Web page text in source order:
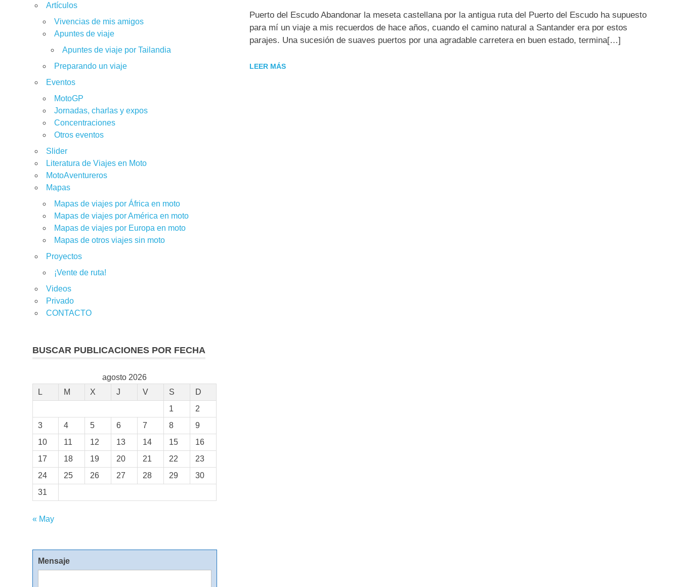
Puerto del Escudo Abandonar la meseta castellana por la antigua ruta del Puerto del Escudo ha supuesto
para mí un viaje a mis recuerdos de hace años, cuando el camino natural a Santander era por estos
parajes. Una sucesión de suaves puertos por una agradable carretera en buen estado, termina[…]
LEER MÁS
Artículos
Vivencias de mis amigos
Apuntes de viaje
Apuntes de viaje por Tailandia
Preparando un viaje
Eventos
MotoGP
Jornadas, charlas y expos
Concentraciones
Otros eventos
Slider
Literatura de Viajes en Moto
MotoAventureros
Mapas
Mapas de viajes por África en moto
Mapas de viajes por América en moto
Mapas de viajes por Europa en moto
Mapas de otros viajes sin moto
Proyectos
¡Vente de ruta!
Videos
Privado
CONTACTO
BUSCAR PUBLICACIONES POR FECHA
agosto 2026
L
M X J V S
D
1
2
3
4 5 6 7 8
9
10
11 12 13 14 15
16
17
18 19 20 21 22
23
24
25 26 27 28 29
30
31
« May
Mensaje